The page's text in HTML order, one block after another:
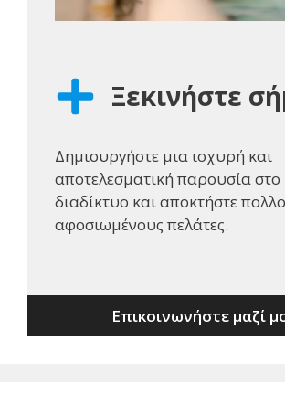
Ξεκινήστε
Δημιουργήστε μια ισχυρή και
αποτελεσματική παρουσία στο
διαδίκτυο και αποκτήστε
αφοσιωμένους πελάτες.
Επικοινωνήστε μαζί